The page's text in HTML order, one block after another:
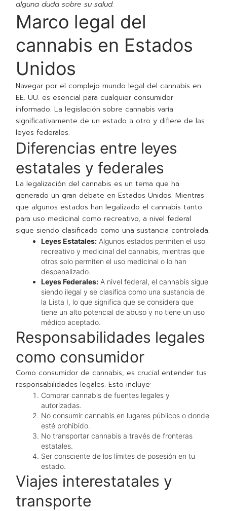
alguna duda sobre su salud.
Marco legal del
cannabis en Estados
Unidos
Navegar por el complejo mundo legal del cannabis en
EE. UU. es esencial para cualquier consumidor
informado. La legislación sobre cannabis varía
significativamente de un estado a otro y difiere de las
leyes federales.
Diferencias entre leyes
estatales y federales
La legalización del cannabis es un tema que ha
generado un gran debate en Estados Unidos. Mientras
que algunos estados han legalizado el cannabis tanto
para uso medicinal como recreativo, a nivel federal
sigue siendo clasificado como una sustancia controlada.
Leyes Estatales: Algunos estados permiten el uso
recreativo y medicinal del cannabis, mientras que
otros solo permiten el uso medicinal o lo han
despenalizado.
Leyes Federales: A nivel federal, el cannabis sigue
siendo ilegal y se clasifica como una sustancia de
la Lista I, lo que significa que se considera que
tiene un alto potencial de abuso y no tiene un uso
médico aceptado.
Responsabilidades legales
como consumidor
Como consumidor de cannabis, es crucial entender tus
responsabilidades legales. Esto incluye:
Comprar cannabis de fuentes legales y
autorizadas.
No consumir cannabis en lugares públicos o donde
esté prohibido.
No transportar cannabis a través de fronteras
estatales.
Ser consciente de los límites de posesión en tu
estado.
Viajes interestatales y
transporte